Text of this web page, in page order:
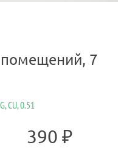
7
CU, 0.51
390 ₽